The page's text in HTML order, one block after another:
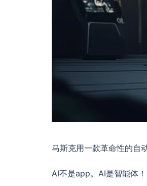
马斯克用一款革命性的自
AI不是app。AI是智能体！